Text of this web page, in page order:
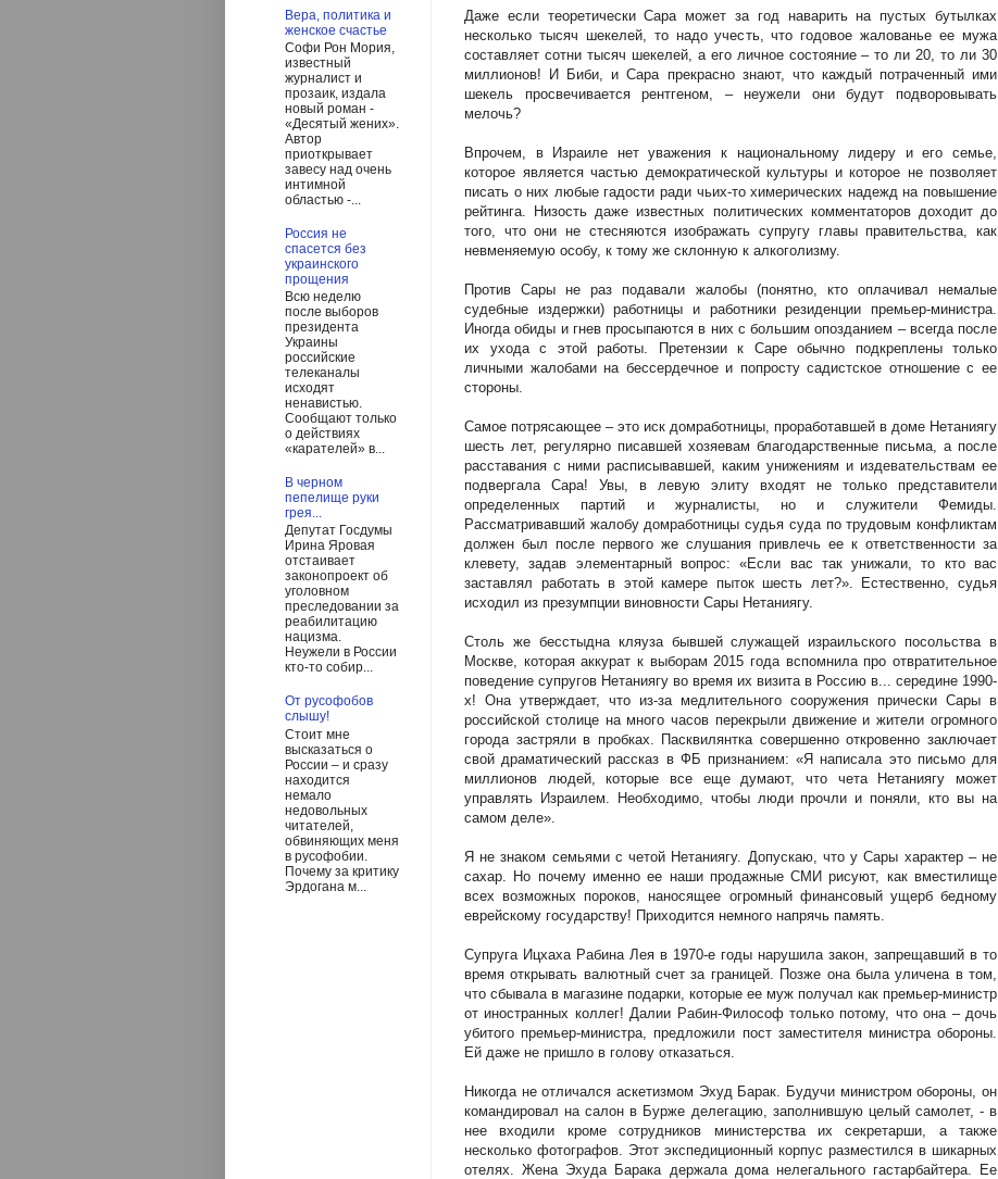
Даже если теоретически Сара может за год наварить на пустых бутылках
несколько тысяч шекелей, то надо учесть, что годовое жалованье ее мужа
составляет сотни тысяч шекелей, а его личное состояние – то ли 20, то ли 30
миллионов! И Биби, и Сара прекрасно знают, что каждый потраченный ими
шекель просвечивается рентгеном, – неужели они будут подворовывать
мелочь?
Впрочем, в Израиле нет уважения к национальному лидеру и его семье,
которое является частью демократической культуры и которое не позволяет
писать о них любые гадости ради чьих-то химерических надежд на повышение
рейтинга. Низость даже известных политических комментаторов доходит до
того, что они не стесняются изображать супругу главы правительства, как
невменяемую особу, к тому же склонную к алкоголизму.
Против Сары не раз подавали жалобы (понятно, кто оплачивал немалые
судебные издержки) работницы и работники резиденции премьер-министра.
Иногда обиды и гнев просыпаются в них с большим опозданием – всегда после
их ухода с этой работы. Претензии к Саре обычно подкреплены только
личными жалобами на бессердечное и попросту садистское отношение с ее
стороны.
Самое потрясающее – это иск домработницы, проработавшей в доме Нетаниягу
шесть лет, регулярно писавшей хозяевам благодарственные письма, а после
расставания с ними расписывавшей, каким унижениям и издевательствам ее
подвергала Сара! Увы, в левую элиту входят не только представители
определенных партий и журналисты, но и служители Фемиды.
Рассматривавший жалобу домработницы судья суда по трудовым конфликтам
должен был после первого же слушания привлечь ее к ответственности за
клевету, задав элементарный вопрос: «Если вас так унижали, то кто вас
заставлял работать в этой камере пыток шесть лет?». Естественно, судья
исходил из презумпции виновности Сары Нетаниягу.
Столь же бесстыдна кляуза бывшей служащей израильского посольства в
Москве, которая аккурат к выборам 2015 года вспомнила про отвратительное
поведение супругов Нетаниягу во время их визита в Россию в... середине 1990-
х! Она утверждает, что из-за медлительного сооружения прически Сары в
российской столице на много часов перекрыли движение и жители огромного
города застряли в пробках. Пасквилянтка совершенно откровенно заключает
свой драматический рассказ в ФБ признанием: «Я написала это письмо для
миллионов людей, которые все еще думают, что чета Нетаниягу может
управлять Израилем. Необходимо, чтобы люди прочли и поняли, кто вы на
самом деле».
Я не знаком семьями с четой Нетаниягу. Допускаю, что у Сары характер – не
сахар. Но почему именно ее наши продажные СМИ рисуют, как вместилище
всех возможных пороков, наносящее огромный финансовый ущерб бедному
еврейскому государству! Приходится немного напрячь память.
Супруга Ицхаха Рабина Лея в 1970-е годы нарушила закон, запрещавший в то
время открывать валютный счет за границей. Позже она была уличена в том,
что сбывала в магазине подарки, которые ее муж получал как премьер-министр
от иностранных коллег! Далии Рабин-Философ только потому, что она – дочь
убитого премьер-министра, предложили пост заместителя министра обороны.
Ей даже не пришло в голову отказаться.
Никогда не отличался аскетизмом Эхуд Барак. Будучи министром обороны, он
командировал на салон в Бурже делегацию, заполнившую целый самолет, - в
нее входили кроме сотрудников министерства их секретарши, а также
несколько фотографов. Этот экспедиционный корпус разместился в шикарных
отелях. Жена Эхуда Барака держала дома нелегального гастарбайтера. Ее
Вера, политика и
женское счастье
Софи Рон Мория,
известный
журналист и
прозаик, издала
новый роман -
«Десятый жених».
Автор
приоткрывает
завесу над очень
интимной
областью -...
Россия не
спасется без
украинского
прощения
Всю неделю
после выборов
президента
Украины
российские
телеканалы
исходят
ненавистью.
Сообщают только
о действиях
«карателей» в...
В черном
пепелище руки
грея...
Депутат Госдумы
Ирина Яровая
отстаивает
законопроект об
уголовном
преследовании за
реабилитацию
нацизма.
Неужели в России
кто-то собир...
От русофобов
слышу!
Стоит мне
высказаться о
России – и сразу
находится
немало
недовольных
читателей,
обвиняющих меня
в русофобии.
Почему за критику
Эрдогана м...